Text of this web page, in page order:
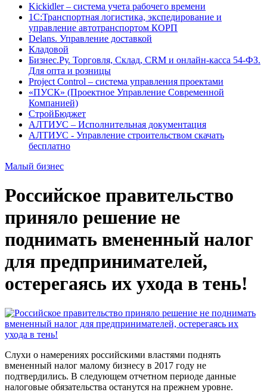
Kickidler – система учета рабочего времени
1С:Транспортная логистика, экспедирование и
управление автотранспортом КОРП
Delans. Управление доставкой
Кладовой
Бизнес.Ру. Торговля, Склад, CRM и онлайн-касса 54-ФЗ.
Для опта и розницы
Project Сontrol – система управления проектами
«ПУСК» (Проектное Управление Современной
Компанией)
СтройБюджет
АЛТИУС – Исполнительная документация
АЛТИУС - Управление строительством скачать
бесплатно
Малый бизнес
Российское правительство
приняло решение не
поднимать вмененный налог
для предпринимателей,
остерегаясь их ухода в тень!
Слухи о намерениях российскими властями поднять
вмененный налог малому бизнесу в 2017 году не
подтвердились. В следующем отчетном периоде данные
налоговые обязательства останутся на прежнем уровне.